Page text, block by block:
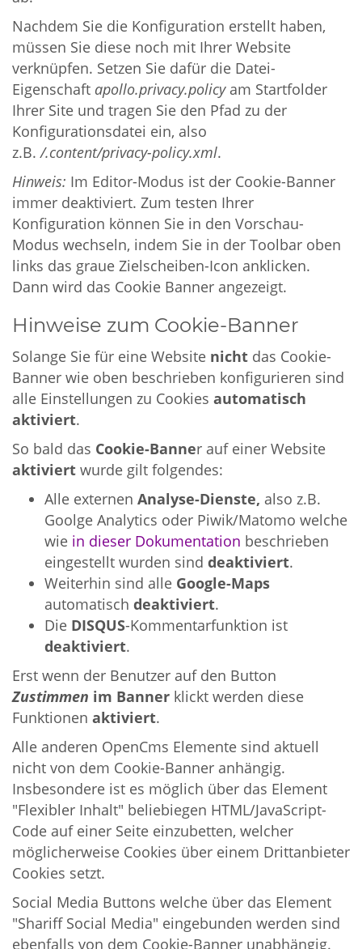
Nachdem Sie die Konfiguration erstellt haben,
müssen Sie diese noch mit Ihrer Website
verknüpfen. Setzen Sie dafür die Datei-
Eigenschaft apollo.privacy.policyam Startfolder
Ihrer Site und tragen Sie den Pfad zu der
Konfigurationsdatei ein, also
z.B. /.content/privacy-policy.xml.
Hinweis: Im Editor-Modus ist der Cookie-Banner
immer deaktiviert. Zum testen Ihrer
Konfiguration können Sie in den Vorschau-
Modus wechseln, indem Sie in der Toolbar oben
links das graue Zielscheiben-Icon anklicken.
Dann wird das Cookie Banner angezeigt.
Hinweise zum Cookie-Banner
Solange Sie für eine Website nicht das Cookie-
Banner wie oben beschrieben konfigurieren sind
alle Einstellungen zu Cookies automatisch
aktiviert.
So bald das Cookie-Banner auf einer Website
aktiviert wurde gilt folgendes:
Alle externen Analyse-Dienste, also z.B.
Goolge Analytics oder Piwik/Matomo welche
wie in dieser Dokumentation beschrieben
eingestellt wurden sind deaktiviert.
Weiterhin sind alle Google-Maps
automatisch deaktiviert.
Die DISQUS-Kommentarfunktion ist
deaktiviert.
Erst wenn der Benutzer auf den Button
Zustimmen im Banner klickt werden diese
Funktionen aktiviert.
Alle anderen OpenCms Elemente sind aktuell
nicht von dem Cookie-Banner anhängig.
Insbesondere ist es möglich über das Element
"Flexibler Inhalt" beliebiegen HTML/JavaScript-
Code auf einer Seite einzubetten, welcher
möglicherweise Cookies über einem Drittanbieter
Cookies setzt.
Social Media Buttons welche über das Element
"Shariff Social Media" eingebunden werden sind
ebenfalls von dem Cookie-Banner unabhängig.